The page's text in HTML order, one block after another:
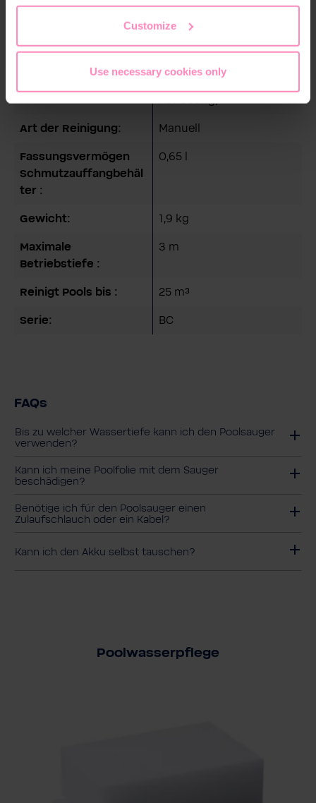
Customize
Use necessary cookies only
Akku 11,1 V
(austauschbar)
Akkuladezeit: 5 - 6 h
Aufladung)
Art der Reinigung: Manuell
Fassungsvermögen
Schmutzauffangbehäl
ter :
0,65 l
Gewicht: 1,9 kg
Maximale
Betriebstiefe :
3 m
Reinigt Pools bis : 25 m³
Serie: BC
FAQs
Bis zu welcher Wassertiefe kann ich den Poolsauger
verwenden?
Kann ich meine Poolfolie mit dem Sauger
beschädigen?
Benötige ich für den Poolsauger einen
Zulaufschlauch oder ein Kabel?
Kann ich den Akku selbst tauschen?
Poolwasserpflege